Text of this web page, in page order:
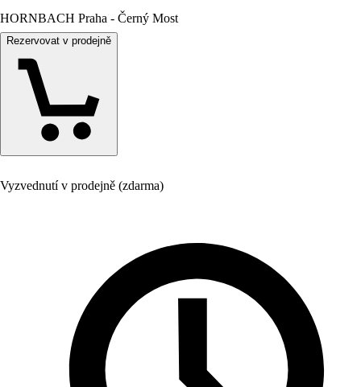
HORNBACH Praha - Černý Most
Rezervovat v prodejně
Vyzvednutí v prodejně (zdarma)